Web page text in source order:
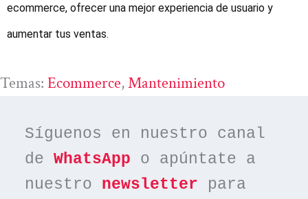
ecommerce, ofrecer una mejor experiencia de usuario y
aumentar tus ventas.
Temas: Ecommerce, Mantenimiento
Síguenos en nuestro canal
de WhatsApp o apúntate a
nuestro newsletter para